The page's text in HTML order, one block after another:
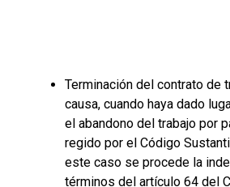
Terminación del contrato de
causa, cuando haya dado
el abandono del trabajo por
regido por el Código
este caso se procede la
términos del artículo 64 del